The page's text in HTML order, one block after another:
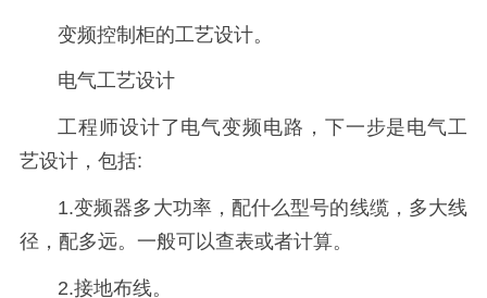
变频控制柜的工艺设计。
电气工艺设计
工程师设计了电气变频电路，下一步是电气工
艺设计，包括:
1.变频器多大功率，配什么型号的线缆，多大线
径，配多远。一般可以查表或者计算。
2.接地布线。